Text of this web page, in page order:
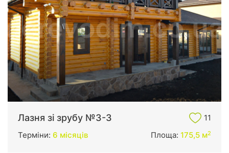
Лазня зі зрубу №3-3
11
Терміни: 6 місяців Площа: 175,5 м2